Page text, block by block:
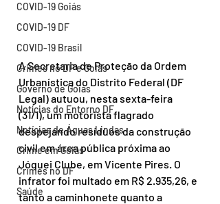
COVID-19 Goiás
COVID-19 DF
COVID-19 Brasil
Crimes no DF e Goiás
Governo de Goiás
Notícias do Entorno DF
Notícias de Águas Lindas
Crime em Goiás
Crimes no DF
Saúde
A Secretaria de Proteção da Ordem
Urbanística do Distrito Federal (DF
Legal) autuou, nesta sexta-feira
(31/1), um motorista flagrado
despejando resíduos da construção
civil em área pública próxima ao
Jóquei Clube, em Vicente Pires. O
infrator foi multado em R$ 2.935,26, e
tanto a caminhonete quanto a